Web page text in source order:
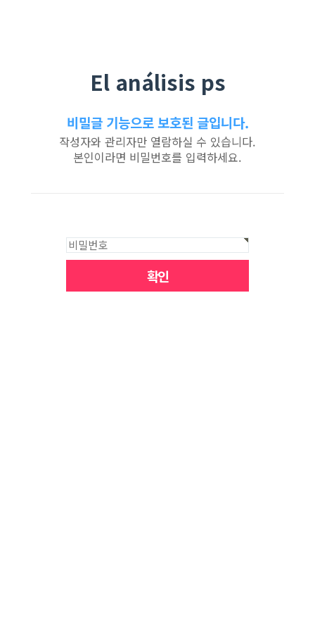
El análisis ps
비밀글 기능으로 보호된 글입니다.
작성자와 관리자만 열람하실 수 있습니다.
본인이라면 비밀번호를 입력하세요.